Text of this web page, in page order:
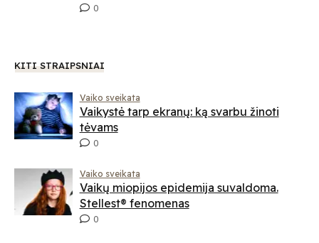
0
KITI STRAIPSNIAI
Vaiko sveikata
Vaikystė tarp ekranų: ką svarbu žinoti
tėvams
0
Vaiko sveikata
Vaikų miopijos epidemija suvaldoma.
Stellest® fenomenas
0